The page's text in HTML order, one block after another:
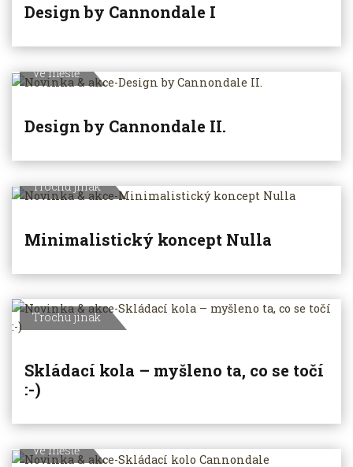
Design by Cannondale I
Ve městě
Design by Cannondale II.
Trochu jinak
Minimalistický koncept Nulla
Trochu jinak
Skládací kola – myšleno ta, co se točí
:-)
Ve městě